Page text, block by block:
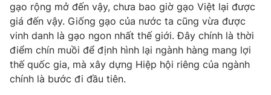
gạo rộng mở đến vậy, chưa bao giờ gạo Việt lại được
giá đến vậy. Giống gạo của nước ta cũng vừa được
vinh danh là gạo ngon nhất thế giới. Đây chính là thời
điểm chín muồi để định hình lại ngành hàng mang lợi
thế quốc gia, mà xây dựng Hiệp hội riêng của ngành
chính là bước đi đầu tiên.